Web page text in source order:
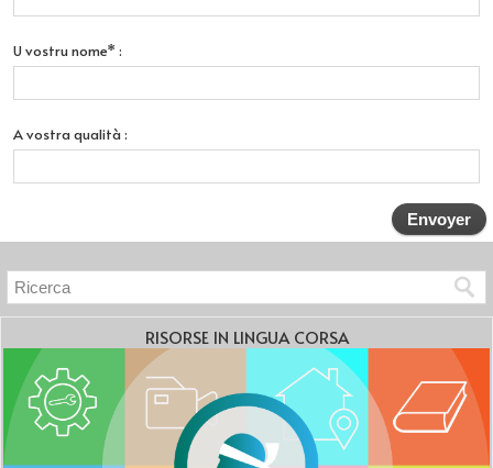
U vostru nome* :
A vostra qualità :
RISORSE IN LINGUA CORSA